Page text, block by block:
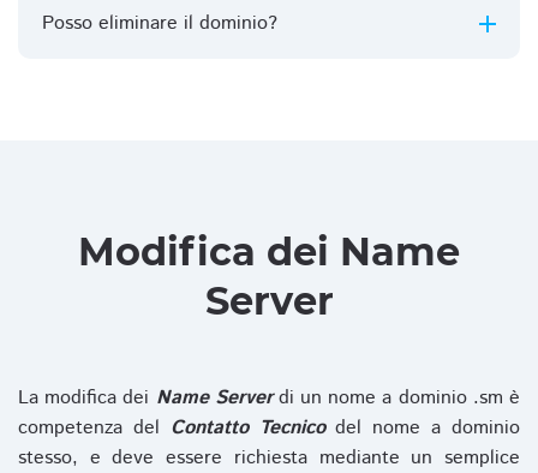
Posso eliminare il dominio?
Modifica dei Name
Server
La modifica dei Name Serverdi un nome a dominio .sm è
competenza del Contatto Tecnicodel nome a dominio
stesso, e deve essere richiesta mediante un semplice